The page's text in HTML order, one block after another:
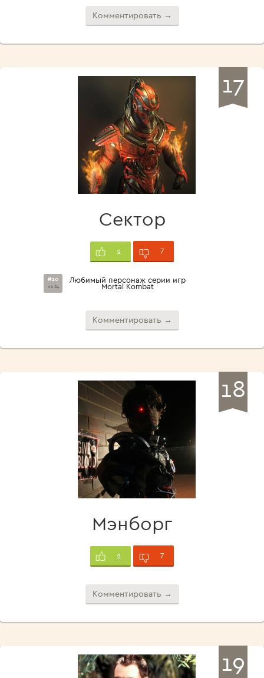
Комментировать →
17
Сектор
2 7
#20
из 24
Любимый персонаж серии игр
Mortal Kombat
Комментировать →
18
Мэнборг
2 7
Комментировать →
19